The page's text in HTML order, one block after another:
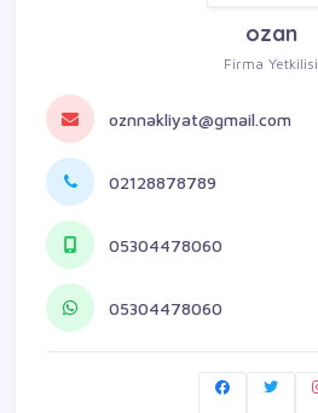
ozan
Firma Yetkilisi
oznnakliyat@gmail.com
02128878789
05304478060
05304478060